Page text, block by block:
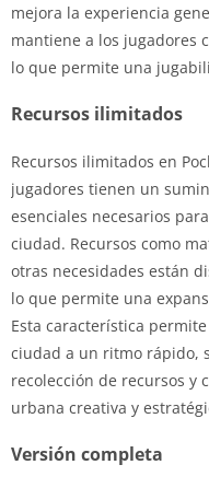
mejora la experiencia
mantiene a los jugadores
lo que permite una
Recursos ilimitados
Recursos ilimitados en
jugadores tienen un
esenciales necesarios
ciudad. Recursos como
otras necesidades están
lo que permite una
Esta característica
ciudad a un ritmo rápido,
recolección de recursos y
urbana creativa y
Versión completa